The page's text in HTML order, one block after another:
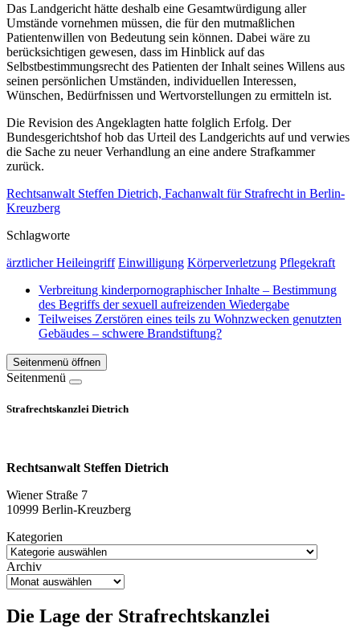
Das Landgericht hätte deshalb eine Gesamtwürdigung aller
Umstände vornehmen müssen, die für den mutmaßlichen
Patientenwillen von Bedeutung sein können. Dabei wäre zu
berücksichtigen gewesen, dass im Hinblick auf das
Selbstbestimmungsrecht des Patienten der Inhalt seines Willens aus
seinen persönlichen Umständen, individuellen Interessen,
Wünschen, Bedürfnissen und Wertvorstellungen zu ermitteln ist.
Die Revision des Angeklagten hatte folglich Erfolg. Der
Bundesgerichtshof hob das Urteil des Landgerichts auf und verwies
die Sache zu neuer Verhandlung an eine andere Strafkammer
zurück.
Rechtsanwalt Steffen Dietrich, Fachanwalt für Strafrecht in Berlin-
Kreuzberg
Schlagworte
ärztlicher Heileingriff Einwilligung Körperverletzung Pflegekraft
Verbreitung kinderpornographischer Inhalte – Bestimmung
des Begriffs der sexuell aufreizenden Wiedergabe
Teilweises Zerstören eines teils zu Wohnzwecken genutzten
Gebäudes – schwere Brandstiftung?
Seitenmenü öffnen
Seitenmenü
Strafrechtskanzlei Dietrich
Rechtsanwalt Steffen Dietrich
Wiener Straße 7
10999 Berlin-Kreuzberg
Kategorien
Archiv
Die Lage der Strafrechtskanzlei